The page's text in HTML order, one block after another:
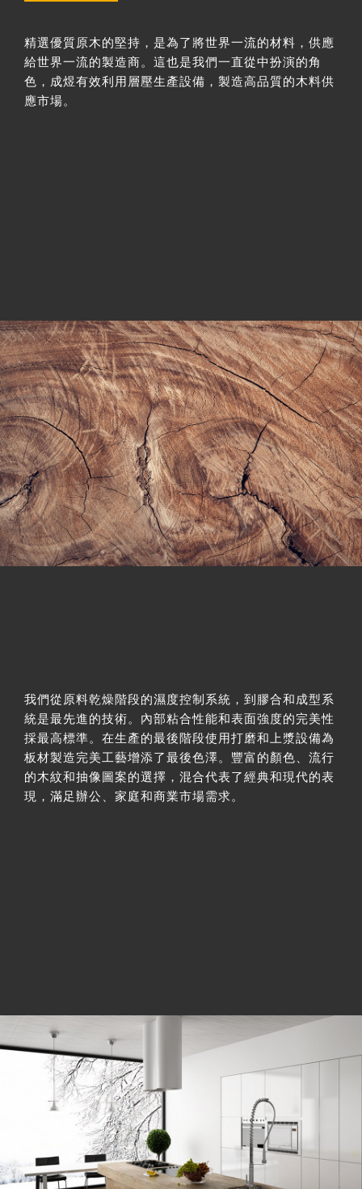
精選優質原木的堅持，是為了將世界一流的材料，供應
給世界一流的製造商。這也是我們一直從中扮演的角
色，成煜有效利用層壓生產設備，製造高品質的木料供
應市場。
我們從原料乾燥階段的濕度控制系統，到膠合和成型系
統是最先進的技術。內部粘合性能和表面強度的完美性
採最高標準。在生產的最後階段使用打磨和上漿設備為
板材製造完美工藝增添了最後色澤。豐富的顏色、流行
的木紋和抽像圖案的選擇，混合代表了經典和現代的表
現，滿足辦公、家庭和商業市場需求。